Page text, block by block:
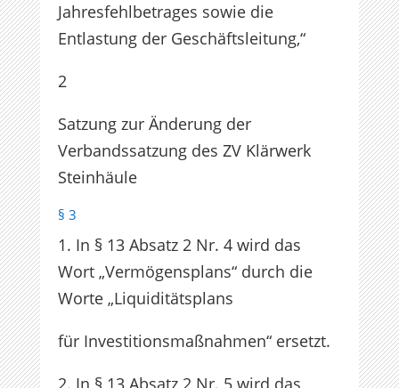
Jahresfehlbetrages sowie die
Entlastung der Geschäftsleitung,“
2
Satzung zur Änderung der
Verbandssatzung des ZV Klärwerk
Steinhäule
§ 3
1. In § 13 Absatz 2 Nr. 4 wird das
Wort „Vermögensplans“ durch die
Worte „Liquiditätsplans
für Investitionsmaßnahmen“ ersetzt.
2. In § 13 Absatz 2 Nr. 5 wird das